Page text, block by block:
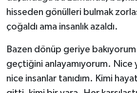
hisseden gönülleri bulmak
çoğaldı ama insanlık azaldı.
Bazen dönüp geriye bakıyorum
geçtiğini anlayamıyorum. Nice
nice insanlar tanıdım. Kimi